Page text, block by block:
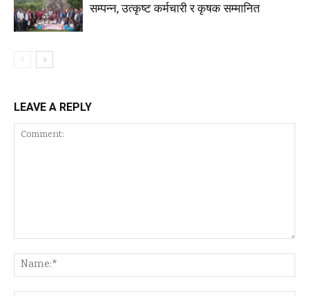
सम्पन्न, उत्कृष्ट कर्मचारी र कृषक सम्मानित
LEAVE A REPLY